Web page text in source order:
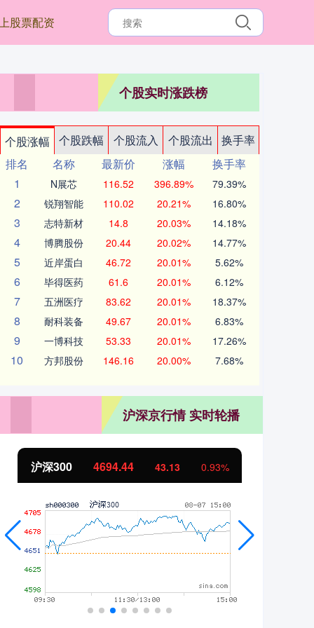
股票配资
个股实时涨跌榜
个股涨幅 个股跌幅 个股流入 个股流出
换手率
排名
名称 最新价 涨幅
换手率
1
N展芯 116.52 396.89% 79.39%
2 锐翔智能 110.02 20.21% 16.80%
3 志特新材 14.8 20.03% 14.18%
4 博腾股份 20.44 20.02% 14.77%
5 近岸蛋白 46.72 20.01% 5.62%
6 毕得医药 61.6 20.01% 6.12%
7 五洲医疗 83.62 20.01% 18.37%
8 耐科装备 49.67 20.01% 6.83%
9 一博科技 53.33 20.01% 17.26%
10 方邦股份 146.16 20.00% 7.68%
沪深京行情 实时轮播
沪深300 4694.44 43.13 0.93%